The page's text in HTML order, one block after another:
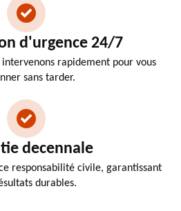
d'urgence 24/7
intervenons rapidement pour vous
sans tarder.
decennale
responsabilité civile, garantissant
durables.